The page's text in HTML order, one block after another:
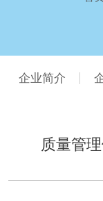
企业简介
质量管